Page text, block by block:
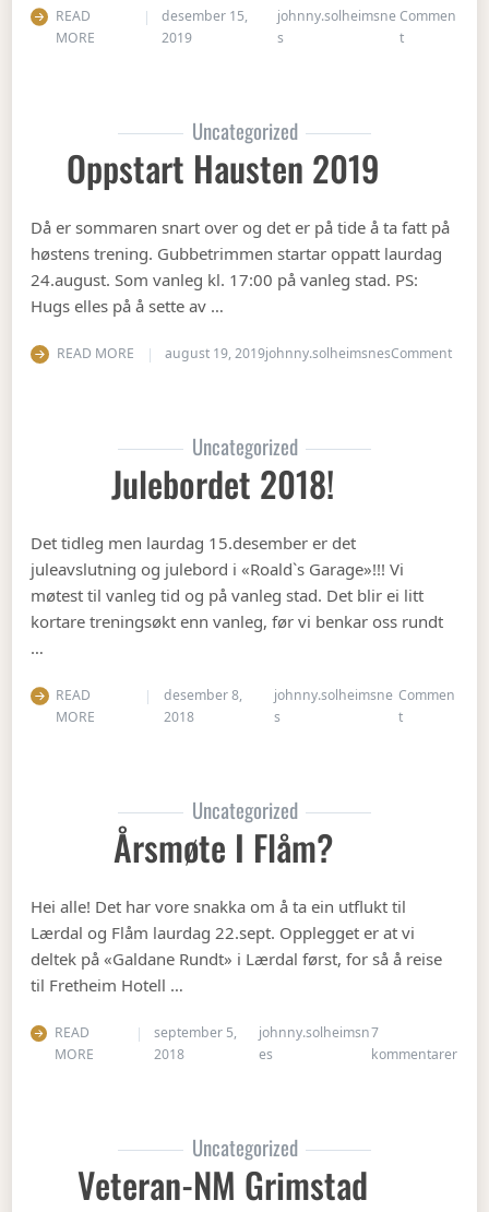
READ
MORE
desember 15,
2019
johnny.solheimsne
s
Commen
ton
Uncategorized
Oppstart Hausten 2019
Då er sommaren snart over og det er på tide å ta fatt på
høstens trening. Gubbetrimmen startar oppatt laurdag
24.august. Som vanleg kl. 17:00 på vanleg stad. PS:
Hugs elles på å sette av …
READ MORE august 19, 2019johnny.solheimsnesCommenton
Uncategorized
Julebordet 2018!
Det tidleg men laurdag 15.desember er det
juleavslutning og julebord i «Roald`s Garage»!!! Vi
møtest til vanleg tid og på vanleg stad. Det blir ei litt
kortare treningsøkt enn vanleg, før vi benkar oss rundt
…
READ
MORE
desember 8,
2018
johnny.solheimsne
s
Commen
ton Julebordet
Uncategorized
Årsmøte I Flåm?
Hei alle! Det har vore snakka om å ta ein utflukt til
Lærdal og Flåm laurdag 22.sept. Opplegget er at vi
deltek på «Galdane Rundt» i Lærdal først, for så å reise
til Fretheim Hotell …
READ
MORE
september 5,
2018
johnny.solheimsn
es
7
kommentarertil
Uncategorized
Veteran-NM Grimstad